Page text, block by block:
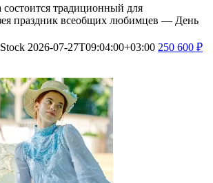
состоится традиционный для
праздник всеобщих любимцев — День
2026-07-27T09:04:00+03:00 250 600 ₽